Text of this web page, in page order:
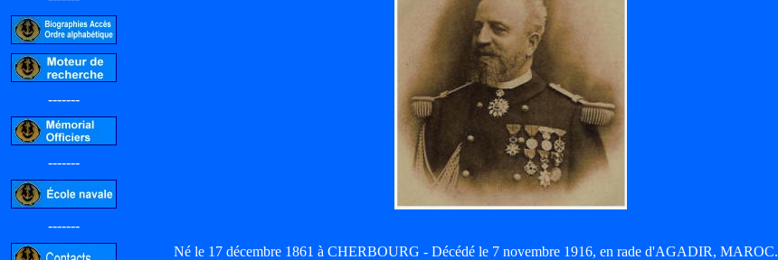
-------
-------
-------
Né le 17 décembre 1861 à CHERBOURG - Décédé le 7 novembre 1916, en rade d'AGADIR, MAROC.